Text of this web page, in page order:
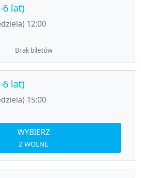
6 lat)
12:00
Brak biletów
6 lat)
15:00
WYBIERZ
2 WOLNE